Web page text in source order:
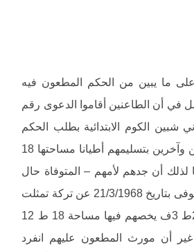
ما يبين من الحكم المطعون فيه
في أن الطاعنين أقاموا الدعوى رقم
سنة 1977 مدني شبين الكوم الابتدائية بطلب الحكم
بإلزام المطعون عليهن وآخرين بتسليمهم أطيانا مساحتها 18
لذلك أن جدهم لأمهم – المتوفاة حال
حياته – المرحوم (_) توفى بتاريخ 21/3/1968 عن تركة تمثلت
في أطيان مساحتها 2ط 3ف يخصهم فيها مساحة 18 ط 12
أن مورث المطعون عليهم انفرد